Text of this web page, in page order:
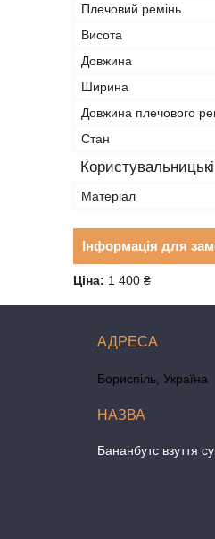
Плечовий ремінь
Висота
Довжина
Ширина
Довжина плечового
Стан
Матеріал
Інформація для
Ціна: 1 400 ₴
Бориспіль, Україна
Бананбутс взуття